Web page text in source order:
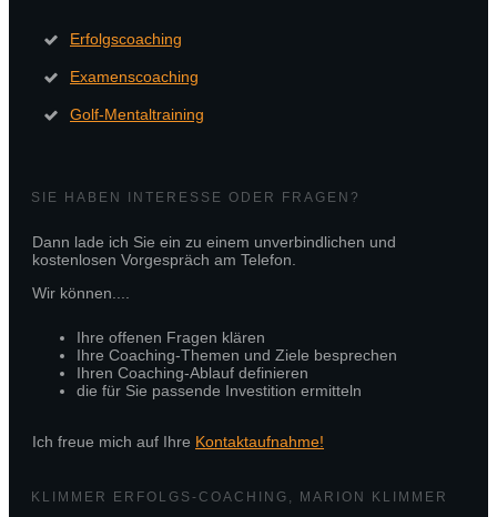
Erfolgscoaching
Examenscoaching
Golf-Mentaltraining
SIE HABEN INTERESSE ODER FRAGEN?
Dann lade ich Sie ein zu einem unverbindlichen und
kostenlosen Vorgespräch am Telefon.
Wir können....
Ihre offenen Fragen klären
Ihre Coaching-Themen und Ziele besprechen
Ihren Coaching-Ablauf definieren
die für Sie passende Investition ermitteln
Ich freue mich auf Ihre Kontaktaufnahme!
KLIMMER ERFOLGS-COACHING, MARION KLIMMER